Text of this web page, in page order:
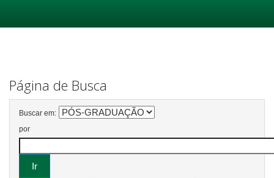
Página de Busca
Buscar em:
por